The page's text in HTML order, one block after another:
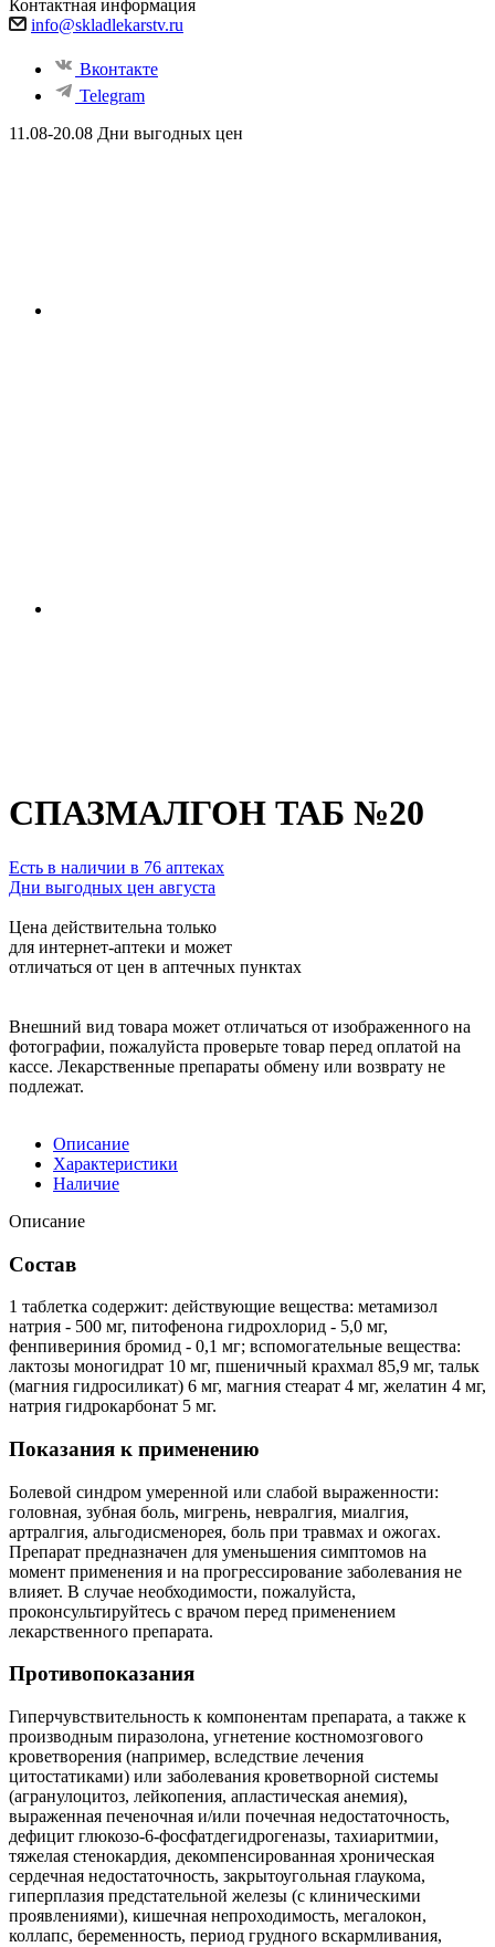
Контактная информация
info@skladlekarstv.ru
Вконтакте
Telegram
11.08-20.08 Дни выгодных цен
СПАЗМАЛГОН ТАБ №20
Есть в наличии в 76 аптеках
Дни выгодных цен августа
Цена действительна только
для интернет-аптеки и может
отличаться от цен в аптечных пунктах
Внешний вид товара может отличаться от изображенного на
фотографии, пожалуйста проверьте товар перед оплатой на
кассе. Лекарственные препараты обмену или возврату не
подлежат.
Описание
Характеристики
Наличие
Описание
Состав
1 таблетка содержит: действующие вещества: метамизол
натрия - 500 мг, питофенона гидрохлорид - 5,0 мг,
фенпивериния бромид - 0,1 мг; вспомогательные вещества:
лактозы моногидрат 10 мг, пшеничный крахмал 85,9 мг, тальк
(магния гидросиликат) 6 мг, магния стеарат 4 мг, желатин 4 мг,
натрия гидрокарбонат 5 мг.
Показания к применению
Болевой синдром умеренной или слабой выраженности:
головная, зубная боль, мигрень, невралгия, миалгия,
артралгия, альгодисменорея, боль при травмах и ожогах.
Препарат предназначен для уменьшения симптомов на
момент применения и на прогрессирование заболевания не
влияет. В случае необходимости, пожалуйста,
проконсультируйтесь с врачом перед применением
лекарственного препарата.
Противопоказания
Гиперчувствительность к компонентам препарата, а также к
производным пиразолона, угнетение костномозгового
кроветворения (например, вследствие лечения
цитостатиками) или заболевания кроветворной системы
(агранулоцитоз, лейкопения, апластическая анемия),
выраженная печеночная и/или почечная недостаточность,
дефицит глюкозо-6-фосфатдегидрогеназы, тахиаритмии,
тяжелая стенокардия, декомпенсированная хроническая
сердечная недостаточность, закрытоугольная глаукома,
гиперплазия предстательной железы (с клиническими
проявлениями), кишечная непроходимость, мегалокон,
коллапс, беременность, период грудного вскармливания,